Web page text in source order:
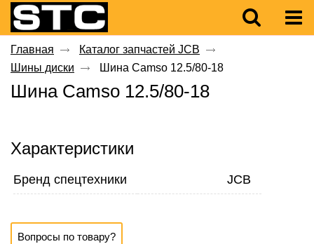
Главная
Каталог запчастей JCB
Шины диски
Шина Camso 12.5/80-18
Шина Camso 12.5/80-18
Характеристики
Бренд спецтехники JCB
Вопросы по товару?